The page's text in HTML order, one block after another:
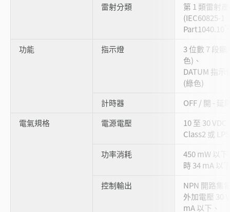
雷射分類
第 1 類雷射
(IEC60825-1
Part1040.10
功能 指示燈
3 位數 7 段
色)、
DATUM 指
(綠色)
計時器
OFF / 開 - 延
電氣規格
電源電壓
10 至 30
Class2 或 LPS
功率消耗
450 mW 以下
時 34 mA 以
控制輸出
NPN 開路集
外加電壓 30
mA 以下、